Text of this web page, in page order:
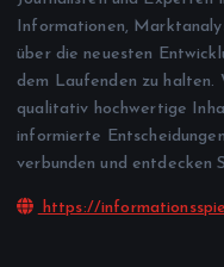
Informationen,
über die neuesten
dem Laufenden zu halten.
qualitativ hochwertige
informierte
verbunden und
https://